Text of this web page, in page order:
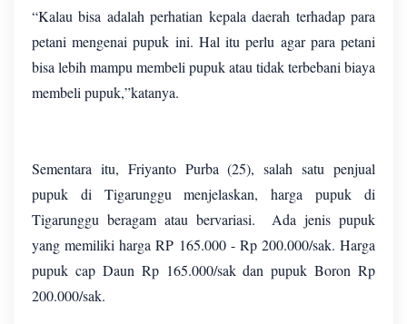
“Kalau bisa adalah perhatian kepala daerah terhadap para
petani mengenai pupuk ini. Hal itu perlu agar para petani
bisa lebih mampu membeli pupuk atau tidak terbebani biaya
membeli pupuk,”katanya.
Sementara itu, Friyanto Purba (25), salah satu penjual
pupuk di Tigarunggu menjelaskan, harga pupuk di
Tigarunggu beragam atau bervariasi. Ada jenis pupuk
yang memiliki harga RP 165.000 - Rp 200.000/sak. Harga
pupuk cap Daun Rp 165.000/sak dan pupuk Boron Rp
200.000/sak.